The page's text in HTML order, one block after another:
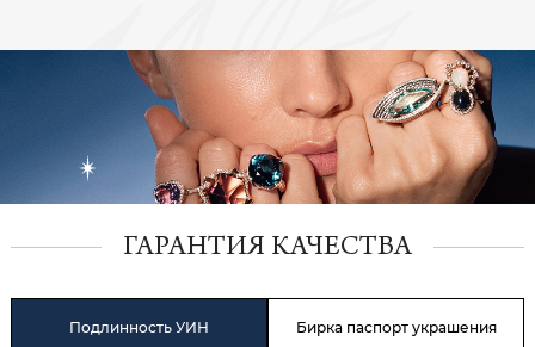
ГАРАНТИЯ КАЧЕСТВА
Подлинность УИН Бирка паспорт украшения